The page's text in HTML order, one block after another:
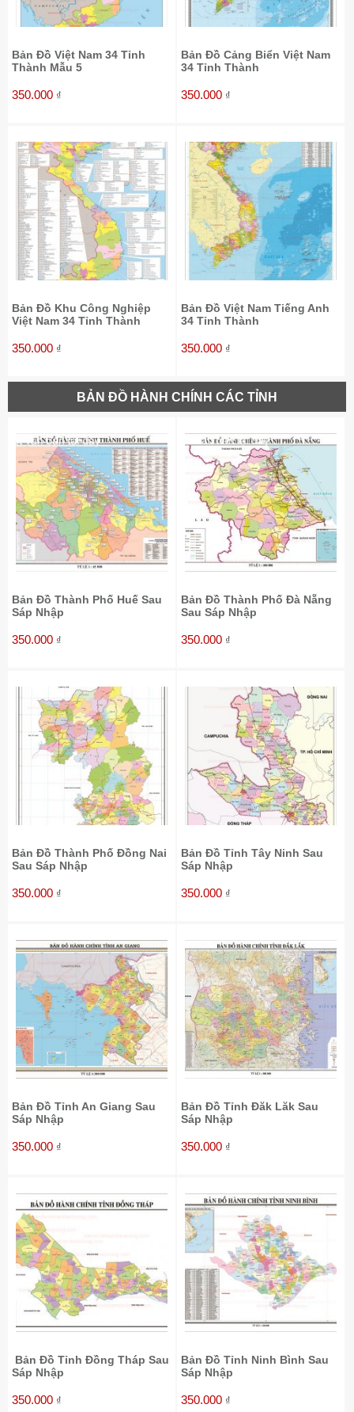
Bản Đồ Việt Nam 34 Tỉnh
Thành Mẫu 5
350.000 ₫
Bản Đồ Cảng Biển Việt Nam
34 Tỉnh Thành
350.000 ₫
Bản Đồ Khu Công Nghiệp
Việt Nam 34 Tỉnh Thành
350.000 ₫
Bản Đồ Việt Nam Tiếng Anh
34 Tỉnh Thành
350.000 ₫
BẢN ĐỒ HÀNH CHÍNH CÁC TỈNH
Bản Đồ Thành Phố Huế Sau
Sáp Nhập
350.000 ₫
Bản Đồ Thành Phố Đà Nẵng
Sau Sáp Nhập
350.000 ₫
Bản Đồ Thành Phố Đồng Nai
Sau Sáp Nhập
350.000 ₫
Bản Đồ Tỉnh Tây Ninh Sau
Sáp Nhập
350.000 ₫
Bản Đồ Tỉnh An Giang Sau
Sáp Nhập
350.000 ₫
Bản Đồ Tỉnh Đăk Lăk Sau
Sáp Nhập
350.000 ₫
Bản Đồ Tỉnh Đồng Tháp Sau
Sáp Nhập
350.000 ₫
Bản Đồ Tỉnh Ninh Bình Sau
Sáp Nhập
350.000 ₫